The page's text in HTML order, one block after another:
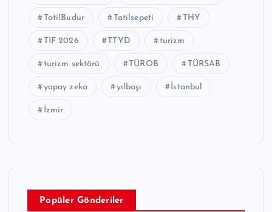
TatilBudur Tatilsepeti THY
TIF 2026 TTYD turizm
turizm sektörü TÜROB TÜRSAB
yapay zeka yılbaşı İstanbul
İzmir
Popüler Gönderiler